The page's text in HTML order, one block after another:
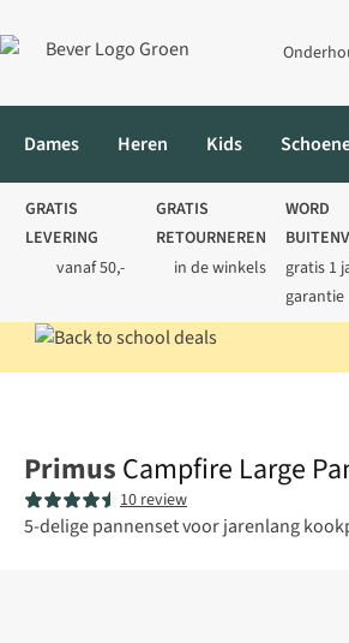
Dames Heren Kids
GRATIS
LEVERING
vanaf 50,-
GRATIS
RETOURNEREN
in de winkels
WORD
gratis 1
garantie
Primus Campfire Large
10 review
5-delige pannenset voor jarenlang